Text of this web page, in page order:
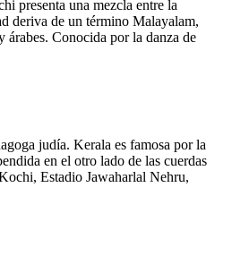
presenta una mezcla entre la
deriva de un término Malayalam,
árabes. Conocida por la danza de
judía. Kerala es famosa por la
en el otro lado de las cuerdas
Estadio Jawaharlal Nehru,